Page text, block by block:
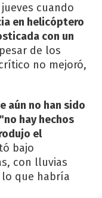
cuando
en helicóptero
con un
de los
no mejoró,
aún no han sido
hay hechos
el
bajo
con lluvias
lo que habría